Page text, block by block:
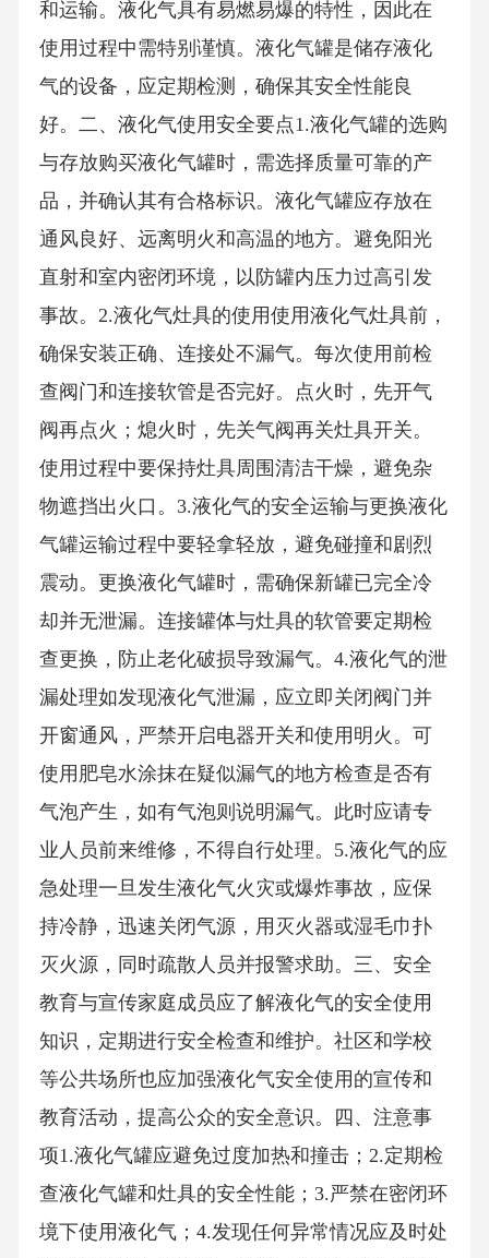
和运输。液化气具有易燃易爆的特性，因此在
使用过程中需特别谨慎。液化气罐是储存液化
气的设备，应定期检测，确保其安全性能良
好。二、液化气使用安全要点1.液化气罐的选购
与存放购买液化气罐时，需选择质量可靠的产
品，并确认其有合格标识。液化气罐应存放在
通风良好、远离明火和高温的地方。避免阳光
直射和室内密闭环境，以防罐内压力过高引发
事故。2.液化气灶具的使用使用液化气灶具前，
确保安装正确、连接处不漏气。每次使用前检
查阀门和连接软管是否完好。点火时，先开气
阀再点火；熄火时，先关气阀再关灶具开关。
使用过程中要保持灶具周围清洁干燥，避免杂
物遮挡出火口。3.液化气的安全运输与更换液化
气罐运输过程中要轻拿轻放，避免碰撞和剧烈
震动。更换液化气罐时，需确保新罐已完全冷
却并无泄漏。连接罐体与灶具的软管要定期检
查更换，防止老化破损导致漏气。4.液化气的泄
漏处理如发现液化气泄漏，应立即关闭阀门并
开窗通风，严禁开启电器开关和使用明火。可
使用肥皂水涂抹在疑似漏气的地方检查是否有
气泡产生，如有气泡则说明漏气。此时应请专
业人员前来维修，不得自行处理。5.液化气的应
急处理一旦发生液化气火灾或爆炸事故，应保
持冷静，迅速关闭气源，用灭火器或湿毛巾扑
灭火源，同时疏散人员并报警求助。三、安全
教育与宣传家庭成员应了解液化气的安全使用
知识，定期进行安全检查和维护。社区和学校
等公共场所也应加强液化气安全使用的宣传和
教育活动，提高公众的安全意识。四、注意事
项1.液化气罐应避免过度加热和撞击；2.定期检
查液化气罐和灶具的安全性能；3.严禁在密闭环
境下使用液化气；4.发现任何异常情况应及时处